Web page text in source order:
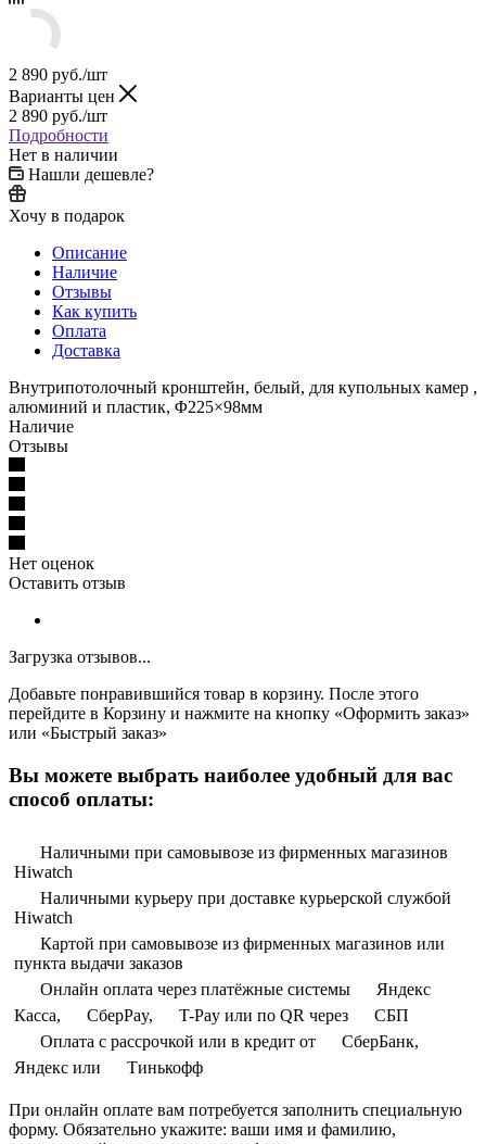
2 890 руб./шт
Варианты цен
2 890 руб./шт
Подробности
Нет в наличии
Нашли дешевле?
Хочу в подарок
Описание
Наличие
Отзывы
Как купить
Оплата
Доставка
Внутрипотолочный кронштейн, белый, для купольных камер ,
алюминий и пластик, Φ225×98мм
Наличие
Отзывы
Нет оценок
Оставить отзыв
Загрузка отзывов...
Добавьте понравившийся товар в корзину. После этого
перейдите в Корзину и нажмите на кнопку «Оформить заказ»
или «Быстрый заказ»
Вы можете выбрать наиболее удобный для вас
способ оплаты:
Наличными при самовывозе из фирменных магазинов
Hiwatch
Наличными курьеру при доставке курьерской службой
Hiwatch
Картой при самовывозе из фирменных магазинов или
пункта выдачи заказов
Онлайн оплата через платёжные системы
Яндекс
Касса,
СберPay, T-Pay или по QR через
СБП
Оплата с рассрочкой или в кредит от
СберБанк,
Яндекс или
Тинькофф
При онлайн оплате вам потребуется заполнить специальную
форму. Обязательно укажите: ваши имя и фамилию,